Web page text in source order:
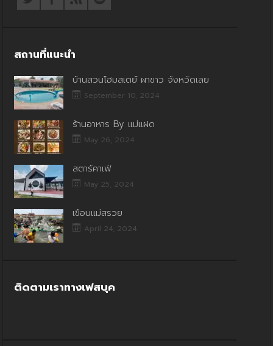
สถานที่แนะนำ
บ้านสวนโฮมสเตย์ ผาขาว จังหวัดเลย
September 10, 2024
ร้านอาหาร By แม่แฝด
May 26, 2024
สตาร์คาเฟ่
May 25, 2024
เขื่อนแม่สรวย
April 24, 2024
ติดตามเราทางเฟสบุค